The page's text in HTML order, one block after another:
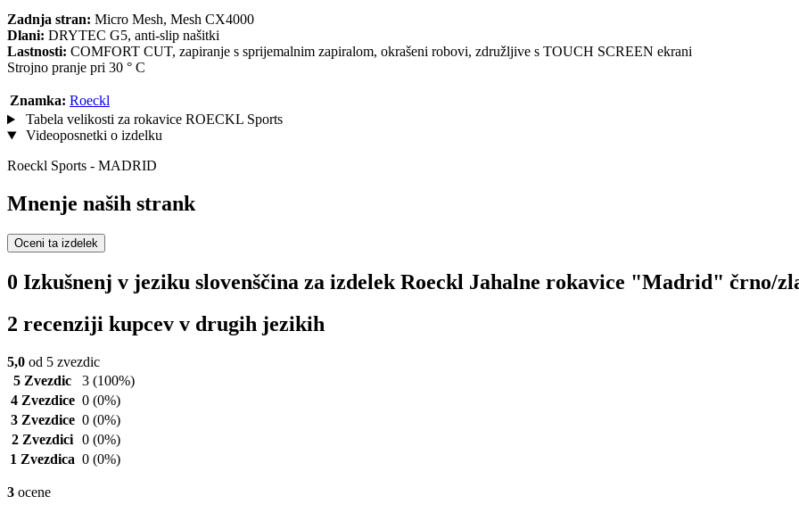
Zadnja stran: Micro Mesh, Mesh CX4000
Dlani: DRYTEC G5, anti-slip našitki
Lastnosti: COMFORT CUT, zapiranje s sprijemalnim zapiralom, okrašeni robovi, združljive s TOUCH SCREEN ekrani
Strojno pranje pri 30 ° C
Znamka: Roeckl
Tabela velikosti za rokavice ROECKL Sports
Videoposnetki o izdelku
Roeckl Sports - MADRID
Mnenje naših strank
Oceni ta izdelek
0 Izkušnenj v jeziku slovenščina za izdelek Roeckl Jahalne rokavice "Madrid" črno/
2 recenziji kupcev v drugih jezikih
5,0 od 5 zvezdic
5 Zvezdic
3 (100%)
4 Zvezdice 0 (0%)
3 Zvezdice 0 (0%)
2 Zvezdici 0 (0%)
1 Zvezdica 0 (0%)
3 ocene